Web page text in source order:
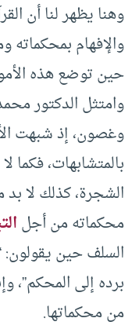
وهنا يظهر لنا أن
والإفهام بمحكماته
حين توضع هذه
وامتثل الدكتور
وغصون، إذ شبهت
بالمتشابهات،
الشجرة، كذلك لا بد
محكماته من أجل
السلف حين يقولون:
برده إلى المحكم”،
من محكماتها.